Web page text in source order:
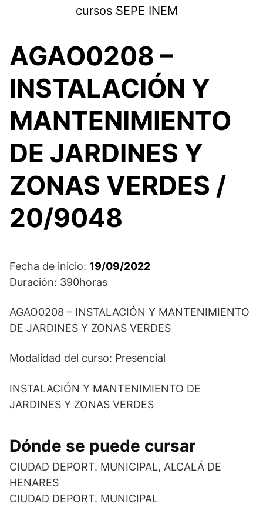
cursos SEPE INEM
AGAO0208 –
INSTALACIÓN Y
MANTENIMIENTO
DE JARDINES Y
ZONAS VERDES /
20/9048
Fecha de inicio: 19/09/2022
Duración: 390horas
AGAO0208 – INSTALACIÓN Y MANTENIMIENTO
DE JARDINES Y ZONAS VERDES
Modalidad del curso: Presencial
INSTALACIÓN Y MANTENIMIENTO DE
JARDINES Y ZONAS VERDES
Dónde se puede cursar
CIUDAD DEPORT. MUNICIPAL, ALCALÁ DE
HENARES
CIUDAD DEPORT. MUNICIPAL